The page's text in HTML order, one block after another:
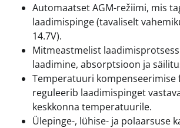
Automaatset AGM-režiimi, mis
laadimispinge (tavaliselt
14.7V).
Mitmeastmelist
laadimine, absorptsioon ja
Temperatuuri kompenseerimise
reguleerib laadimispinget
keskkonna temperatuurile.
Ülepinge-, lühise- ja polaarsuse